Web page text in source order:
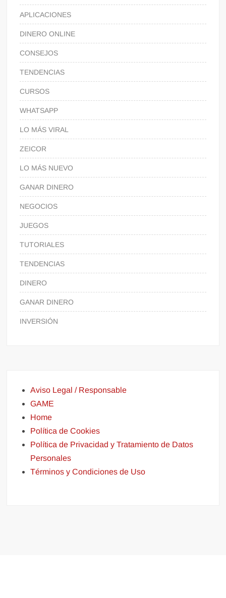
APLICACIONES
DINERO ONLINE
CONSEJOS
TENDENCIAS
CURSOS
WHATSAPP
LO MÁS VIRAL
ZEICOR
LO MÁS NUEVO
GANAR DINERO
NEGOCIOS
JUEGOS
TUTORIALES
TENDENCIAS
DINERO
GANAR DINERO
INVERSIÓN
Aviso Legal / Responsable
GAME
Home
Política de Cookies
Política de Privacidad y Tratamiento de Datos
Personales
Términos y Condiciones de Uso